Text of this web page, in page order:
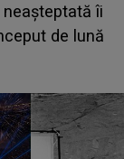
loc cele mai